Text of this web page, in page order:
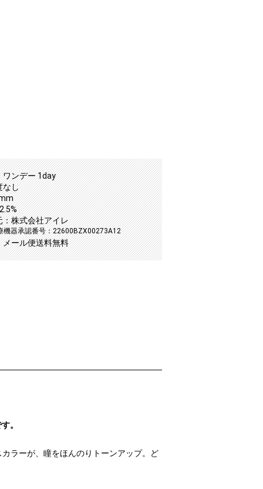
ワンデー 1day
なし
：株式会社アイレ
機器承認番号：22600BZX00273A12
メール便送料無料
。
ラーが、瞳をほんのりトーンアップ。ど